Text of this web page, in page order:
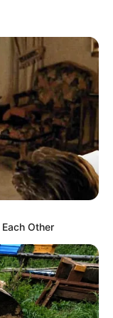
kelompok
Angel
Other